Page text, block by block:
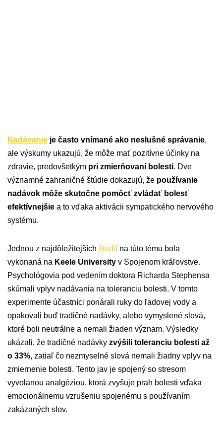
Nadávanie je často vnímané ako neslušné správanie,
ale výskumy ukazujú, že môže mať pozitívne účinky na
zdravie, predovšetkým pri zmierňovaní bolesti. Dve
významné zahraničné štúdie dokazujú, že používanie
nadávok môže skutočne pomôcť zvládať bolesť
efektívnejšie a to vďaka aktivácii sympatického nervového
systému.
Jednou z najdôležitejších štúdií na túto tému bola
vykonaná na Keele University v Spojenom kráľovstve.
Psychológovia pod vedením doktora Richarda Stephensa
skúmali vplyv nadávania na toleranciu bolesti. V tomto
experimente účastníci ponárali ruky do ľadovej vody a
opakovali buď tradičné nadávky, alebo vymyslené slová,
ktoré boli neutrálne a nemali žiaden význam. Výsledky
ukázali, že tradičné nadávky zvýšili toleranciu bolesti až
o 33%, zatiaľ čo nezmyselné slová nemali žiadny vplyv na
zmiernenie bolesti. Tento jav je spojený so stresom
vyvolanou analgéziou, ktorá zvyšuje prah bolesti vďaka
emocionálnemu vzrušeniu spojenému s používaním
zakázaných slov​.